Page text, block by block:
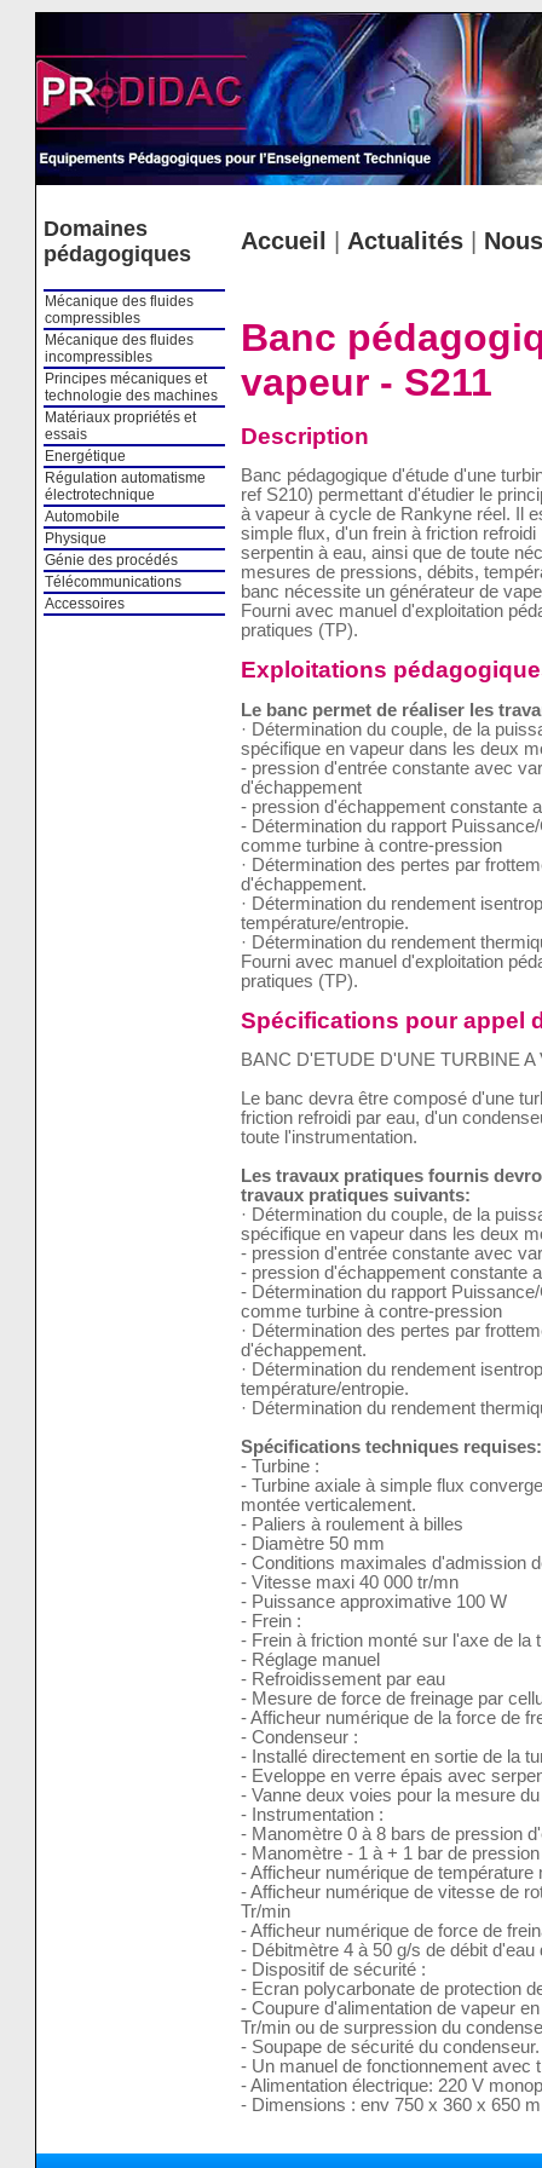
Domaines
pédagogiques
Mécanique des fluides
compressibles
Mécanique des fluides
incompressibles
Principes mécaniques et
technologie des machines
Matériaux propriétés et
essais
Energétique
Régulation automatisme
électrotechnique
Automobile
Physique
Génie des procédés
Télécommunications
Accessoires
Accueil Actualités|
Banc
vapeur - S211
Description
Banc pédagogique d'étude d'une
ref S210) permettant d'étudier le
à vapeur à cycle de Rankyne réel. Il
simple flux, d'un frein à friction
serpentin à eau, ainsi que de toute
mesures de pressions, débits,
banc nécessite un générateur de
Fourni avec manuel d'exploitation
pratiques (TP).
Exploitations
Le banc permet de réaliser les
· Détermination du couple, de la
spécifique en vapeur dans les deux
- pression d'entrée constante avec
d'échappement
- pression d'échappement constante
- Détermination du rapport
comme turbine à contre-pression
· Détermination des pertes par
d'échappement.
· Détermination du rendement
température/entropie.
· Détermination du rendement
Fourni avec manuel d'exploitation
pratiques (TP).
Spécifications pour appel
BANC D'ETUDE D'UNE TURBINE A
Le banc devra être composé d'une
friction refroidi par eau, d'un
toute l'instrumentation.
Les travaux pratiques fournis
travaux pratiques suivants:
· Détermination du couple, de la
spécifique en vapeur dans les deux
- pression d'entrée constante avec
- pression d'échappement constante
- Détermination du rapport
comme turbine à contre-pression
· Détermination des pertes par
d'échappement.
· Détermination du rendement
température/entropie.
· Détermination du rendement
Spécifications techniques requises:
- Turbine :
- Turbine axiale à simple flux
montée verticalement.
- Paliers à roulement à billes
- Diamètre 50 mm
- Conditions maximales d'admission
- Vitesse maxi 40 000 tr/mn
- Puissance approximative 100 W
- Frein :
- Frein à friction monté sur l'axe de la
- Réglage manuel
- Refroidissement par eau
- Mesure de force de freinage par
- Afficheur numérique de la force de
- Condenseur :
- Installé directement en sortie de la
- Eveloppe en verre épais avec
- Vanne deux voies pour la mesure
- Instrumentation :
- Manomètre 0 à 8 bars de pression
- Manomètre - 1 à + 1 bar de
- Afficheur numérique de température
- Afficheur numérique de vitesse de
Tr/min
- Afficheur numérique de force de
- Débitmètre 4 à 50 g/s de débit d'eau
- Dispositif de sécurité :
- Ecran polycarbonate de protection
- Coupure d'alimentation de vapeur
Tr/min ou de surpression du
- Soupape de sécurité du condenseur.
- Un manuel de fonctionnement avec
- Alimentation électrique: 220 V
- Dimensions : env 750 x 360 x 650
Cookies management panel